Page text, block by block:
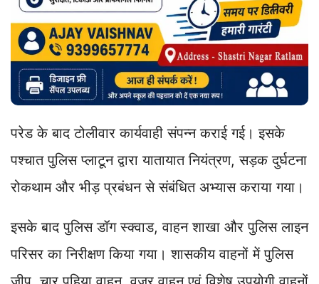
परेड के बाद टोलीवार कार्यवाही संपन्न कराई गई। इसके
पश्चात पुलिस प्लाटून द्वारा यातायात नियंत्रण, सड़क दुर्घटना
रोकथाम और भीड़ प्रबंधन से संबंधित अभ्यास कराया गया।
इसके बाद पुलिस डॉग स्क्वाड, वाहन शाखा और पुलिस लाइन
परिसर का निरीक्षण किया गया। शासकीय वाहनों में पुलिस